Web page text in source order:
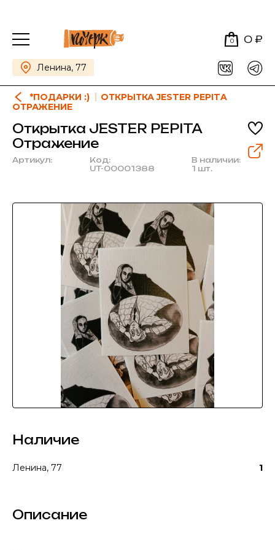
0 0 ₽
Ленина, 77
*ПОДАРКИ :)
ОТКРЫТКА JESTER PEPITA
ОТРАЖЕНИЕ
Открытка JESTER PEPITA
Отражение
Артикул:
Код:
UT-00001388
В наличии:
1 шт.
Наличие
Ленина, 77 1
Описание